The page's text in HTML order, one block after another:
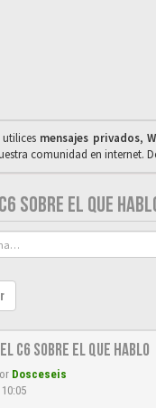
mensajes privados,
comunidad en internet.
SOBRE EL QUE
c6 sobre el que hablo
Dosceseis